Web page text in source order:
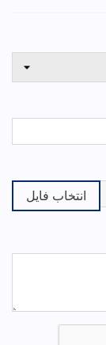
انتخاب فایل